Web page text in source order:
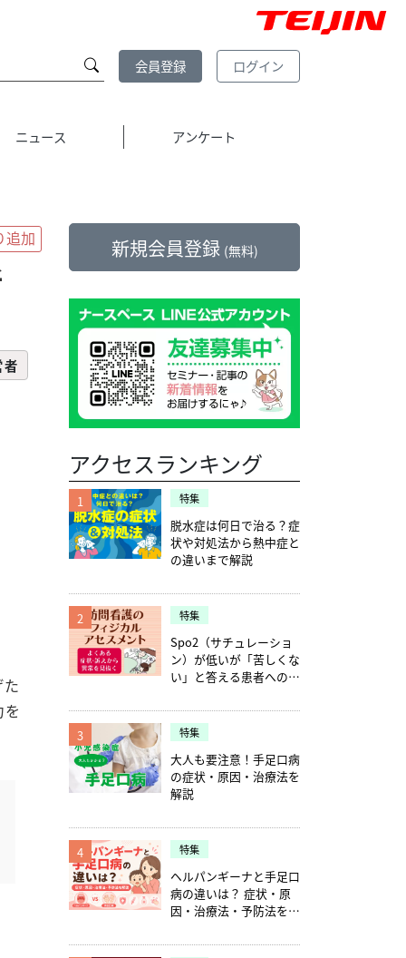
ログイン
会員登録
ニュース アンケート
者
新規会員登録 (無料)
アクセスランキング
1 特集
脱水症は何日で治る？症
状や対処法から熱中症と
の違いまで解説
2 特集
Spo2（サチュレーショ
ン）が低いが「苦しくな
い」と答える患者への確
3 特集
大人も要注意！手足口病
の症状・原因・治療法を
解説
4 特集
ヘルパンギーナと手足口
病の違いは？ 症状・原
因・治療法・予防法を解